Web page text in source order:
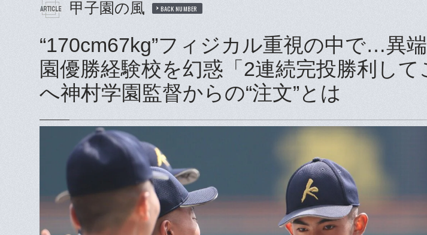
甲子園の風 BACK NUMBER
“170cm67kg”フィジカル重視の中で…異
園優勝経験校を幻惑「2連続完投勝利し
へ神村学園監督からの“注文”とは